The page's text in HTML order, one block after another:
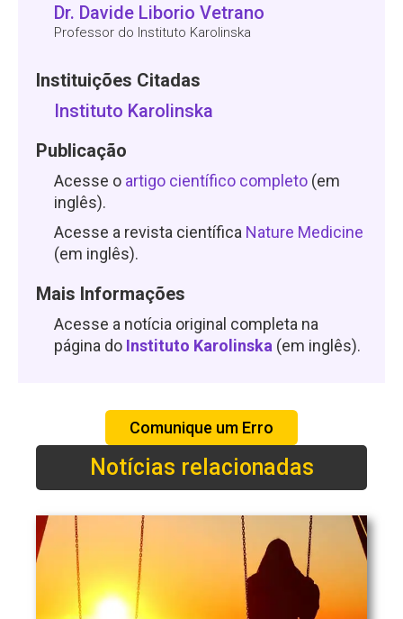
Dr. Davide Liborio Vetrano
Professor do Instituto Karolinska
Instituições Citadas
Instituto Karolinska
Publicação
Acesse o artigo científico completo (em
inglês).
Acesse a revista científica Nature Medicine
(em inglês).
Mais Informações
Acesse a notícia original completa na
página do Instituto Karolinska (em inglês).
Comunique um Erro
Notícias relacionadas